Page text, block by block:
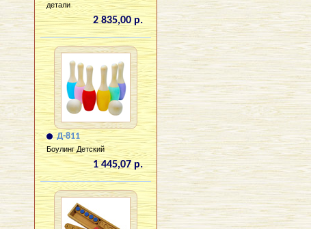
детали
2 835,00 р.
Д-811
Боулинг Детский
1 445,07 р.